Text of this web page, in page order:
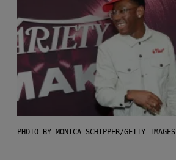
PHOTO BY MONICA SCHIPPER/GETTY IMAGES